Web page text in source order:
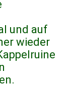
und auf
wieder